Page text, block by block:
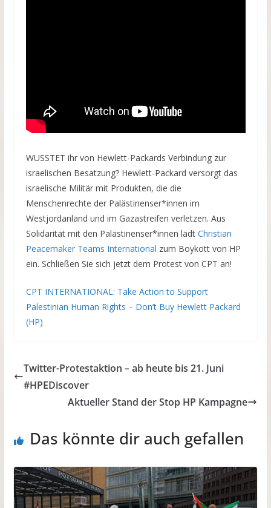
WUSSTET ihr von Hewlett-Packards Verbindung zur
israelischen Besatzung? Hewlett-Packard versorgt das
israelische Militär mit Produkten, die die
Menschenrechte der Palästinenser*innen im
Westjordanland und im Gazastreifen verletzen. Aus
Solidarität mit den Palästinenser*innen lädt Christian
Peacemaker Teams International zum Boykott von HP
ein. Schließen Sie sich jetzt dem Protest von CPT an!
CPT INTERNATIONAL: Take Action to Support
Palestinian Human Rights – Don’t Buy Hewlett Packard
(HP)
Twitter-Protestaktion – ab heute bis 21. Juni
#HPEDiscover
Aktueller Stand der Stop HP Kampagne
Das könnte dir auch gefallen